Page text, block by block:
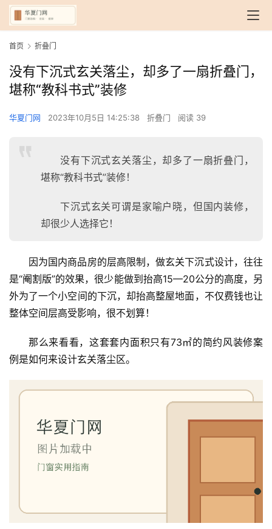
首页 折叠门
没有下沉式玄关落尘，却多了一扇折叠门，
堪称“教科书式”装修
华夏门网 2023年10月5日 14:25:38 折叠门 阅读 39
没有下沉式玄关落尘，却多了一扇折叠门，
堪称“教科书式”装修！
下沉式玄关可谓是家喻户晓，但国内装修，
却很少人选择它！
因为国内商品房的层高限制，做玄关下沉式设计，往往
是“阉割版”的效果，很少能做到抬高15—20公分的高度，另
外为了一个小空间的下沉，却抬高整屋地面，不仅费钱也让
整体空间层高受影响，很不划算！
那么来看看，这套套内面积只有73㎡的简约风装修案
例是如何来设计玄关落尘区。